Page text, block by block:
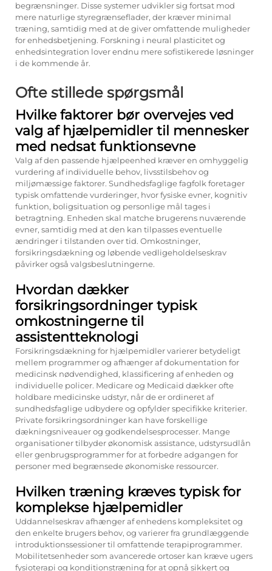
begrænsninger. Disse systemer udvikler sig fortsat mod
mere naturlige styregrænseflader, der kræver minimal
træning, samtidig med at de giver omfattende muligheder
for enhedsbetjening. Forskning i neural plasticitet og
enhedsintegration lover endnu mere sofistikerede løsninger
i de kommende år.
Ofte stillede spørgsmål
Hvilke faktorer bør overvejes ved
valg af hjælpemidler til mennesker
med nedsat funktionsevne
Valg af den passende hjælpeenhed kræver en omhyggelig
vurdering af individuelle behov, livsstilsbehov og
miljømæssige faktorer. Sundhedsfaglige fagfolk foretager
typisk omfattende vurderinger, hvor fysiske evner, kognitiv
funktion, boligsituation og personlige mål tages i
betragtning. Enheden skal matche brugerens nuværende
evner, samtidig med at den kan tilpasses eventuelle
ændringer i tilstanden over tid. Omkostninger,
forsikringsdækning og løbende vedligeholdelseskrav
påvirker også valgsbeslutningerne.
Hvordan dækker
forsikringsordninger typisk
omkostningerne til
assistentteknologi
Forsikringsdækning for hjælpemidler varierer betydeligt
mellem programmer og afhænger af dokumentation for
medicinsk nødvendighed, klassificering af enheden og
individuelle policer. Medicare og Medicaid dækker ofte
holdbare medicinske udstyr, når de er ordineret af
sundhedsfaglige udbydere og opfylder specifikke kriterier.
Private forsikringsordninger kan have forskellige
dækningsniveauer og godkendelsesprocesser. Mange
organisationer tilbyder økonomisk assistance, udstyrsudlån
eller genbrugsprogrammer for at forbedre adgangen for
personer med begrænsede økonomiske ressourcer.
Hvilken træning kræves typisk for
komplekse hjælpemidler
Uddannelseskrav afhænger af enhedens kompleksitet og
den enkelte brugers behov, og varierer fra grundlæggende
introduktionssessioner til omfattende terapiprogrammer.
Mobilitetsenheder som avancerede ortoser kan kræve ugers
fysioterapi og konditionstræning for at opnå sikkert og